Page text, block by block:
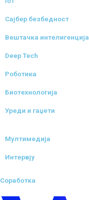
Сајбер безбедност
Вештачка интелигенција
Deep Tech
Роботика
Биотехнологија
Уреди и гаџети
Мултимедија
Интервју
Соработка